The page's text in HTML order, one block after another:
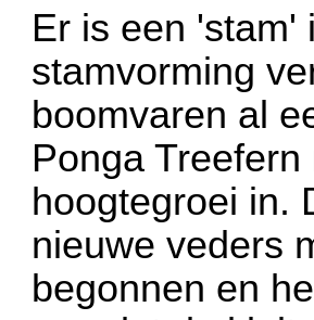
Er is een 'stam'
stamvorming
boomvaren al
Ponga
hoogtegroei in.
nieuwe veders
begonnen en